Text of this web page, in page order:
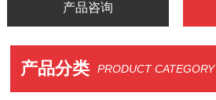
产品咨询
产品分类 PRODUCT CATEGORY